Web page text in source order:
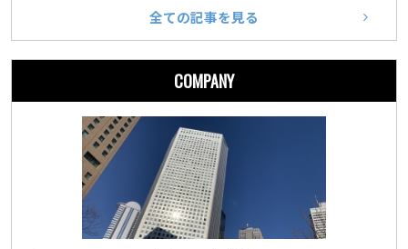
全ての記事を見る
COMPANY